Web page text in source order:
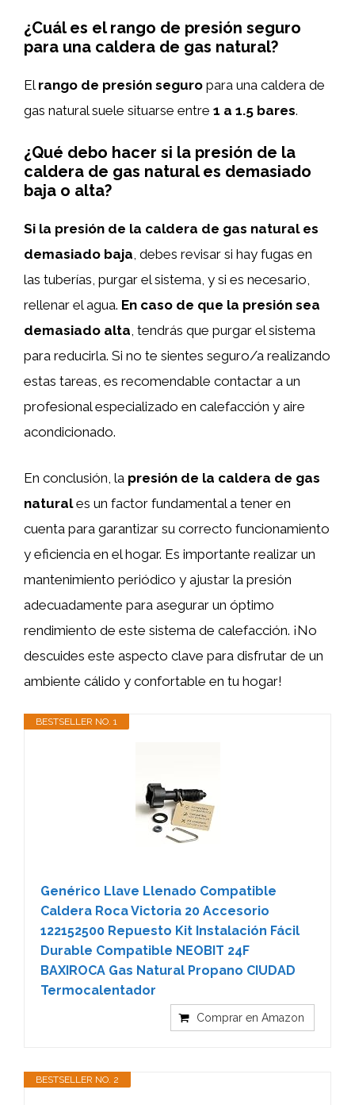
¿Cuál es el rango de presión seguro
para una caldera de gas natural?
El rango de presión seguro para una caldera de
gas natural suele situarse entre 1 a 1.5 bares.
¿Qué debo hacer si la presión de la
caldera de gas natural es demasiado
baja o alta?
Si la presión de la caldera de gas natural es
demasiado baja, debes revisar si hay fugas en
las tuberías, purgar el sistema, y si es necesario,
rellenar el agua. En caso de que la presión sea
demasiado alta, tendrás que purgar el sistema
para reducirla. Si no te sientes seguro/a realizando
estas tareas, es recomendable contactar a un
profesional especializado en calefacción y aire
acondicionado.
En conclusión, la presión de la caldera de gas
naturales un factor fundamental a tener en
cuenta para garantizar su correcto funcionamiento
y eficiencia en el hogar. Es importante realizar un
mantenimiento periódico y ajustar la presión
adecuadamente para asegurar un óptimo
rendimiento de este sistema de calefacción. ¡No
descuides este aspecto clave para disfrutar de un
ambiente cálido y confortable en tu hogar!
BESTSELLER NO. 1
Genérico Llave Llenado Compatible
Caldera Roca Victoria 20 Accesorio
122152500 Repuesto Kit Instalación Fácil
Durable Compatible NEOBIT 24F
BAXIROCA Gas Natural Propano CIUDAD
Termocalentador
Comprar en Amazon
BESTSELLER NO. 2